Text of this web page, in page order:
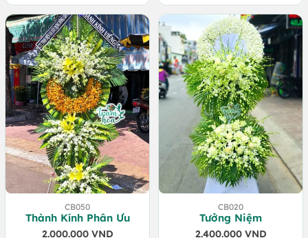
1.450.000 VND.
là:
1.400.000 VND.
CB050
Thành Kính Phân Ưu
2.000.000 VND
CB020
Tưởng Niệm
2.400.000 VND